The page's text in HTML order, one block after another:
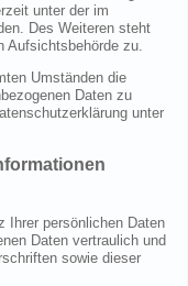
unter der im
Des Weiteren steht
Aufsichtsbehörde zu.
Umständen die
Daten zu
unter
Ihrer persönlichen Daten
Daten vertraulich und
sowie dieser